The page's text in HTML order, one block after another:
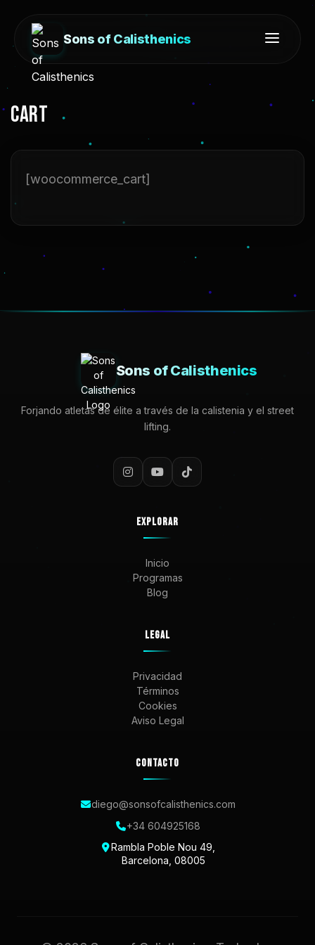
Sons of Calisthenics
CART
[woocommerce_cart]
Sons of Calisthenics
Forjando atletas de élite a través de la calistenia y el street
lifting.
EXPLORAR
Inicio
Programas
Blog
LEGAL
Privacidad
Términos
Cookies
Aviso Legal
CONTACTO
diego@sonsofcalisthenics.com
+34 604925168
Rambla Poble Nou 49,
Barcelona, 08005